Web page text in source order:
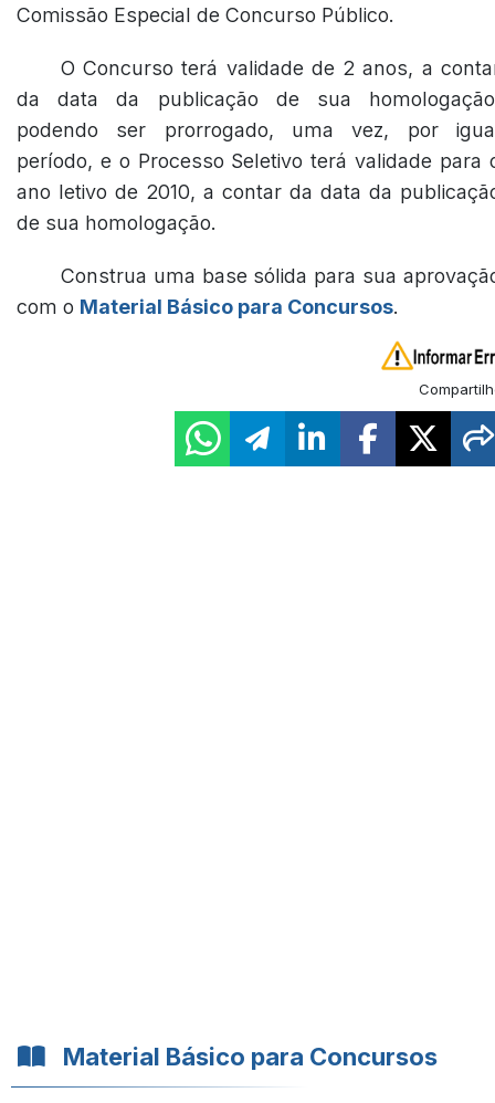
Comissão Especial de Concurso Público.
O Concurso terá validade de 2 anos, a
da data da publicação de sua
podendo ser prorrogado, uma vez, por
período, e o Processo Seletivo terá validade para
ano letivo de 2010, a contar da data da
de sua homologação.
Construa uma base sólida para sua
com o Material Básico para Concursos.
Material Básico para Concursos